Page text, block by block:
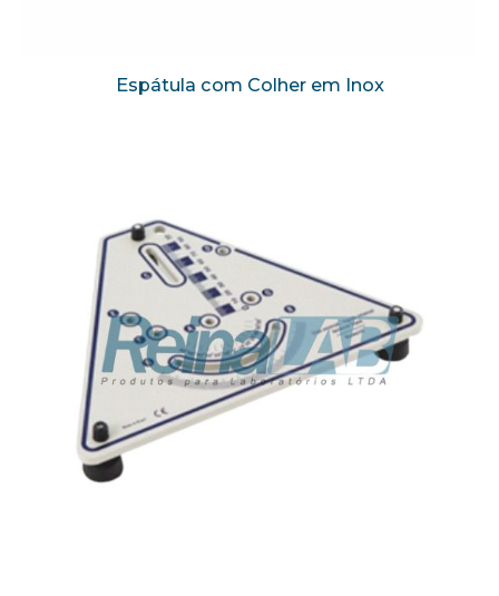
Espátula com Colher em Inox